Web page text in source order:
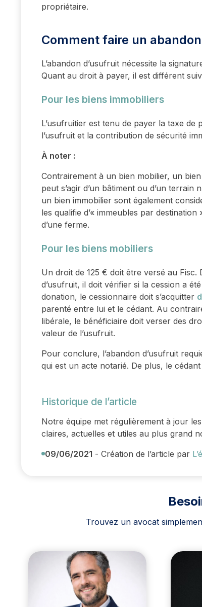
propriétaire.
Comment faire un
L’abandon d’usufruit nécessite la
Quant au droit à payer, il est différent
Pour les biens immobiliers
L’usufruitier est tenu de payer la taxe
l’usufruit et la contribution de sécurité
À noter :
Contrairement à un bien mobilier, un
peut s’agir d’un bâtiment ou d’un
un bien immobilier sont également
les qualifie d’« immeubles par
d’une ferme.
Pour les biens mobiliers
Un droit de 125 € doit être versé au Fisc.
d’usufruit, il doit vérifier si la cession a
donation, le cessionnaire doit s’acquitter
parenté entre lui et le cédant. Au
libérale, le bénéficiaire doit verser des
valeur de l’usufruit.
Pour conclure, l’abandon d’usufruit
qui est un acte notarié. De plus, le
Historique de l’article
Notre équipe met régulièrement à jour
claires, actuelles et utiles au plus grand
09/06/2021 - Création de l’article par
Trouvez un avocat